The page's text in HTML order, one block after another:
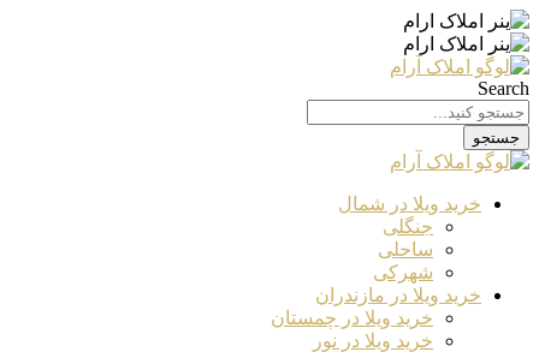
Search
جستجو
خرید ویلا در شمال
جنگلی
ساحلی
شهرکی
خرید ویلا در مازندران
خرید ویلا در چمستان
خرید ویلا در نور